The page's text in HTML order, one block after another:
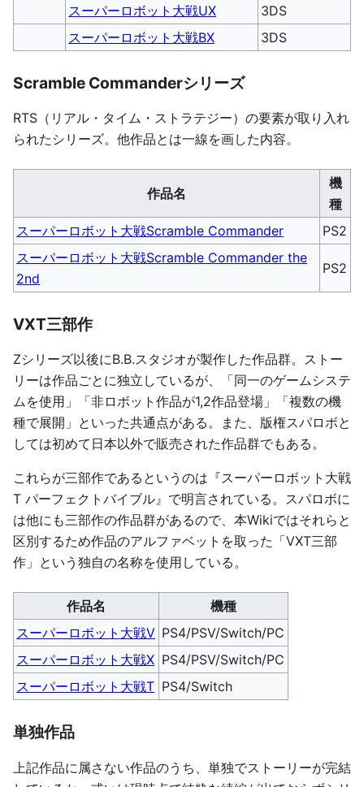
スーパーロボット大戦UX
3DS
スーパーロボット大戦BX
3DS
Scramble Commanderシリーズ
RTS（リアル・タイム・ストラテジー）の要素が取り入れ
られたシリーズ。他作品とは一線を画した内容。
作品名
機
種
スーパーロボット大戦Scramble Commander
PS2
スーパーロボット大戦Scramble Commander the
2nd
PS2
VXT三部作
Zシリーズ以後にB.B.スタジオが製作した作品群。ストー
リーは作品ごとに独立しているが、「同一のゲームシステ
ムを使用」「非ロボット作品が1,2作品登場」「複数の機
種で展開」といった共通点がある。また、版権スパロボと
しては初めて日本以外で販売された作品群でもある。
これらが三部作であるというのは『スーパーロボット大戦
T パーフェクトバイブル』で明言されている。スパロボに
は他にも三部作の作品群があるので、本Wikiではそれらと
区別するため作品のアルファベットを取った「VXT三部
作」という独自の名称を使用している。
作品名
機種
スーパーロボット大戦V PS4/PSV/Switch/PC
スーパーロボット大戦X PS4/PSV/Switch/PC
スーパーロボット大戦T PS4/Switch
単独作品
上記作品に属さない作品のうち、単独でストーリーが完結